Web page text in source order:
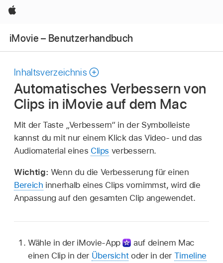
Apple
iMovie – Benutzerhandbuch
Inhaltsverzeichnis
Automatisches Verbessern von
Clips in iMovie auf dem Mac
Mit der Taste „Verbessern“ in der Symbolleiste
kannst du mit nur einem Klick das Video- und das
Audiomaterial eines Clips verbessern.
Wichtig: Wenn du die Verbesserung für einen
Bereich innerhalb eines Clips vornimmst, wird die
Anpassung auf den gesamten Clip angewendet.
Wähle in der iMovie-App
auf deinem Mac
einen Clip in der Übersichtoder in der Timeline